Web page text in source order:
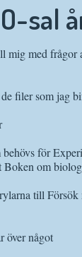
sal
mig med
filer som jag
för
Boken om
till
över något